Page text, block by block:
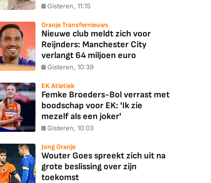
Gisteren, 11:15
Oranje Transfernieuws
Nieuwe club meldt zich voor
Reijnders: Manchester City
verlangt 64 miljoen euro
Gisteren, 10:39
EK Atletiek
Femke Broeders-Bol verrast met
boodschap voor EK: 'Ik zie
mezelf als een joker'
Gisteren, 10:03
Jong Oranje
Wouter Goes spreekt zich uit na
grote beslissing over zijn
toekomst